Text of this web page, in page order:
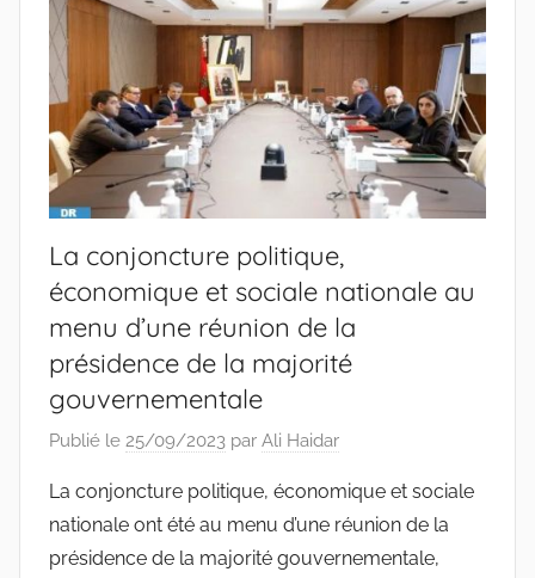
La conjoncture politique,
économique et sociale nationale au
menu d’une réunion de la
présidence de la majorité
gouvernementale
Publié le 25/09/2023 par Ali Haidar
La conjoncture politique, économique et sociale
nationale ont été au menu d’une réunion de la
présidence de la majorité gouvernementale,